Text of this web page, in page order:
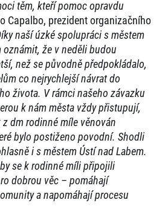
RunCzech.
ke stažení
těm, kteří pomoc opravdu
Capalbo, prezident organizačního
naší úzké spolupráci s městem
že v neděli budou
než se původně předpokládalo,
co nejrychlejší návrat do
života. V rámci našeho závazku
k nám města vždy přistupují,
dm rodinné míle věnován
bylo postiženo povodní. Shodli
i s městem Ústí nad Labem.
se k rodinné míli připojili
dobrou věc – pomáhají
a napomáhají procesu